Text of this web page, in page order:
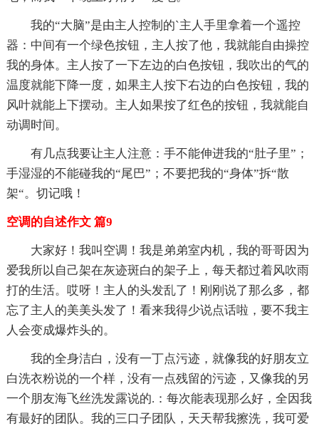
我的“大脑”是由主人控制的`主人手里拿着一个遥控
器：中间有一个绿色按钮，主人按了他，我就能自由操控
我的身体。主人按了一下左边的白色按钮，我吹出的气的
温度就能下降一度，如果主人按下右边的白色按钮，我的
风叶就能上下摆动。主人如果按了红色的按钮，我就能自
动调时间。
有几点我要让主人注意：手不能伸进我的“肚子里”；
手湿湿的不能碰我的“尾巴”；不要把我的“身体”拆“散
架“。切记哦！
空调的自述作文 篇9
大家好！我叫空调！我是弟弟室内机，我的哥哥因为
爱我所以自己架在灰迹斑白的架子上，每天都过着风吹雨
打的生活。哎呀！主人的头发乱了！刚刚说了那么多，都
忘了主人的美美头发了！看来我得少说点话啦，要不我主
人会变成爆炸头的。
我的全身洁白，没有一丁点污迹，就像我的好朋友立
白洗衣粉说的一个样，没有一点残留的污迹，又像我的另
一个朋友海飞丝洗发露说的.：每次能表现那么好，全因我
有最好的团队。我的三口子团队，天天帮我擦洗，我可爱